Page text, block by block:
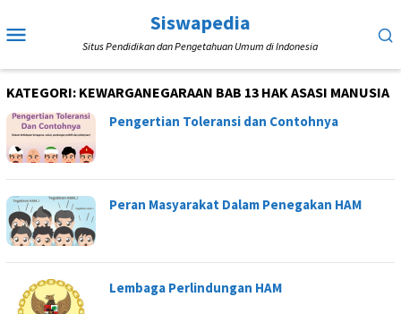
ke
Mobile
Siswapedia
Situs Pendidikan dan Pengetahuan Umum di Indonesia
KATEGORI: KEWARGANEGARAAN BAB 13 HAK ASASI MANUSIA
Pengertian Toleransi dan Contohnya
Peran Masyarakat Dalam Penegakan HAM
Lembaga Perlindungan HAM